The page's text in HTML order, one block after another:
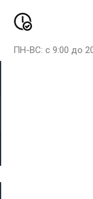
ПН-ВС: с 9:00 до